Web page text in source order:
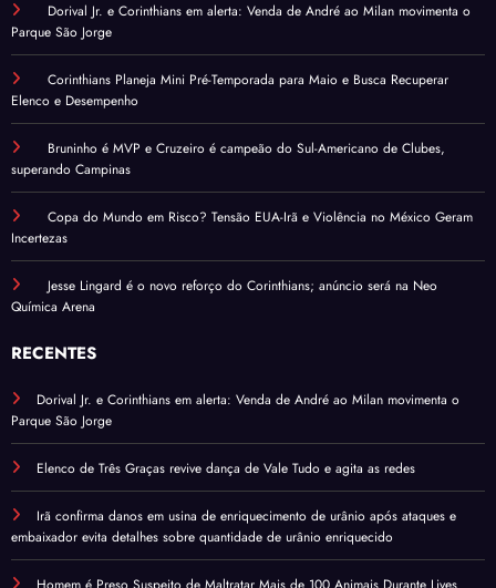
Dorival Jr. e Corinthians em alerta: Venda de André ao Milan movimenta o
Parque São Jorge
Corinthians Planeja Mini Pré-Temporada para Maio e Busca Recuperar
Elenco e Desempenho
Bruninho é MVP e Cruzeiro é campeão do Sul-Americano de Clubes,
superando Campinas
Copa do Mundo em Risco? Tensão EUA-Irã e Violência no México Geram
Incertezas
Jesse Lingard é o novo reforço do Corinthians; anúncio será na Neo
Química Arena
RECENTES
Dorival Jr. e Corinthians em alerta: Venda de André ao Milan movimenta o
Parque São Jorge
Elenco de Três Graças revive dança de Vale Tudo e agita as redes
Irã confirma danos em usina de enriquecimento de urânio após ataques e
embaixador evita detalhes sobre quantidade de urânio enriquecido